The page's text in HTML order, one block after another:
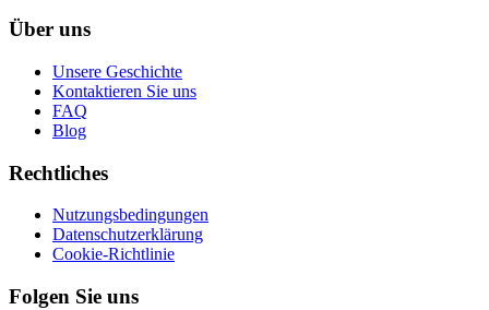
Über uns
Unsere Geschichte
Kontaktieren Sie uns
FAQ
Blog
Rechtliches
Nutzungsbedingungen
Datenschutzerklärung
Cookie-Richtlinie
Folgen Sie uns